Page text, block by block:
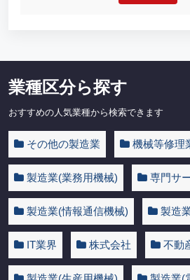
業種区分ら探す
おすすめの人気業種から検索できます
その他の製造業 機械等修理
製造業(業務用機械) 専門サ
製造業(情報通信機械) 製造
IT業界 株式会社 不動